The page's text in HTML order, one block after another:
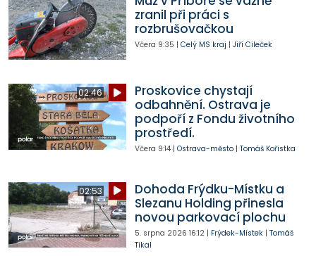
zranil při práci s
rozbrušovačkou
Včera 9:35 | Celý MS kraj | Jiří Cileček
02:46
Proskovice chystají
odbahnění. Ostrava je
podpoří z Fondu životního
prostředí.
Včera 9:14| Ostrava-město| Tomáš Kořistka
02:53
Dohoda Frýdku-Místku a
Slezanu Holding přinesla
novou parkovací plochu
5. srpna 2026 16:12| Frýdek-Místek| Tomáš
Tikal